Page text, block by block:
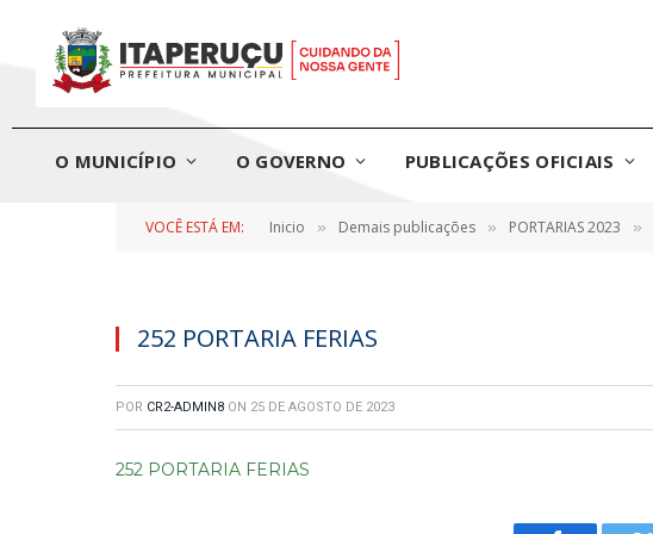
O MUNICÍPIO O GOVERNO PUBLICAÇÕES OFICIAIS
VOCÊ ESTÁ EM: Inicio » Demais publicações » PORTARIAS 2023 »
252 PORTARIA FERIAS
POR CR2-ADMIN8 ON 25 DE AGOSTO DE 2023
252 PORTARIA FERIAS